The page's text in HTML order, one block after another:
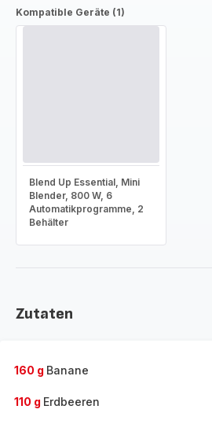
Kompatible Geräte (1)
Blend Up Essential, Mini
Blender, 800 W, 6
Automatikprogramme, 2
Behälter
Zutaten
160 g Banane
110 g Erdbeeren